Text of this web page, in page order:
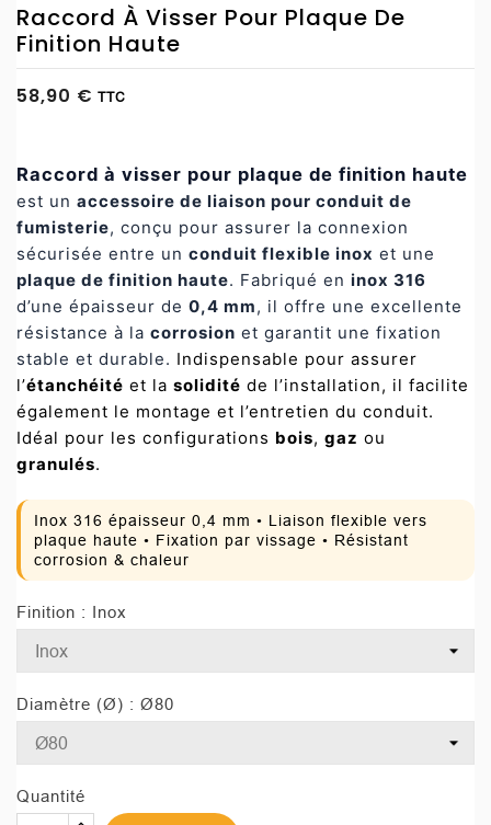
Raccord À Visser Pour Plaque De
Finition Haute
58,90 € TTC
Raccord à visser pour plaque de finition haute
est un accessoire de liaison pour conduit de
fumisterie, conçu pour assurer la connexion
sécurisée entre un conduit flexible inox et une
plaque de finition haute. Fabriqué en inox 316
d’une épaisseur de 0,4 mm, il offre une excellente
résistance à la corrosion et garantit une fixation
stable et durable. Indispensable pour assurer
l’étanchéité et la solidité de l’installation, il facilite
également le montage et l’entretien du conduit.
Idéal pour les configurations bois, gaz ou
granulés.
Inox 316 épaisseur 0,4 mm • Liaison flexible vers
plaque haute • Fixation par vissage • Résistant
corrosion & chaleur
Finition : Inox
Diamètre (Ø) : Ø80
Quantité